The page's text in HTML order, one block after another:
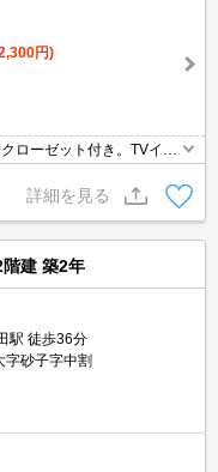
円)
ローゼット付き。TVイン
町会費月300円。サポー
詳細を見る
建 築2年
駅 徒歩36分
字砂子字中割